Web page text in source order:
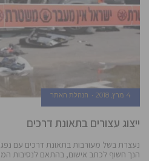
4 מרץ, 2018 הנהלת האתר
ייצוג עצורים בתאונת דרכים
נעצרת בשל מעורבות בתאונת דרכים עם
הנך חשוף לכתב אישום, בהתאם לנסיבות